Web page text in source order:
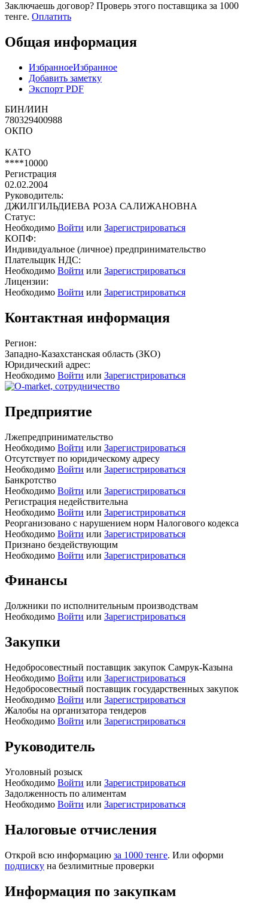
Заключаешь договор? Проверь этого поставщика за 1000
тенге. Оплатить
Общая информация
ИзбранноеИзбранное
Добавить заметку
Экспорт PDF
БИН/ИИН
780329400988
ОКПО
КАТО
****10000
Регистрация
02.02.2004
Руководитель:
ДЖИЛГИЛЬДИЕВА РОЗА САЛИЖАНОВНА
Статус:
Необходимо Войти или Зарегистрироваться
КОПФ:
Индивидуальное (личное) предпринимательство
Плательщик НДС:
Необходимо Войти или Зарегистрироваться
Лицензии:
Необходимо Войти или Зарегистрироваться
Контактная информация
Регион:
Западно-Казахстанская область (ЗКО)
Юридический адрес:
Необходимо Войти или Зарегистрироваться
Предприятие
Лжепредпринимательство
Необходимо Войти или Зарегистрироваться
Отсутствует по юридическому адресу
Необходимо Войти или Зарегистрироваться
Банкротство
Необходимо Войти или Зарегистрироваться
Регистрация недействительна
Необходимо Войти или Зарегистрироваться
Реорганизовано с нарушением норм Налогового кодекса
Необходимо Войти или Зарегистрироваться
Признано бездействующим
Необходимо Войти или Зарегистрироваться
Финансы
Должники по исполнительным производствам
Необходимо Войти или Зарегистрироваться
Закупки
Недобросовестный поставщик закупок Самрук-Казына
Необходимо Войти или Зарегистрироваться
Недобросовестный поставщик государственных закупок
Необходимо Войти или Зарегистрироваться
Жалобы на организатора тендеров
Необходимо Войти или Зарегистрироваться
Руководитель
Уголовный розыск
Необходимо Войти или Зарегистрироваться
Задолженность по алиментам
Необходимо Войти или Зарегистрироваться
Налоговые отчисления
Открой всю информацию за 1000 тенге. Или оформи
подписку на безлимитные проверки
Информация по закупкам